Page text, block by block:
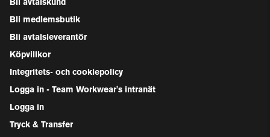
Bli avtalskund
Bli medlemsbutik
Bli avtalsleverantör
Köpvillkor
Integritets- och cookiepolicy
Logga in - Team Workwear's intranät
Logga in
Tryck & Transfer